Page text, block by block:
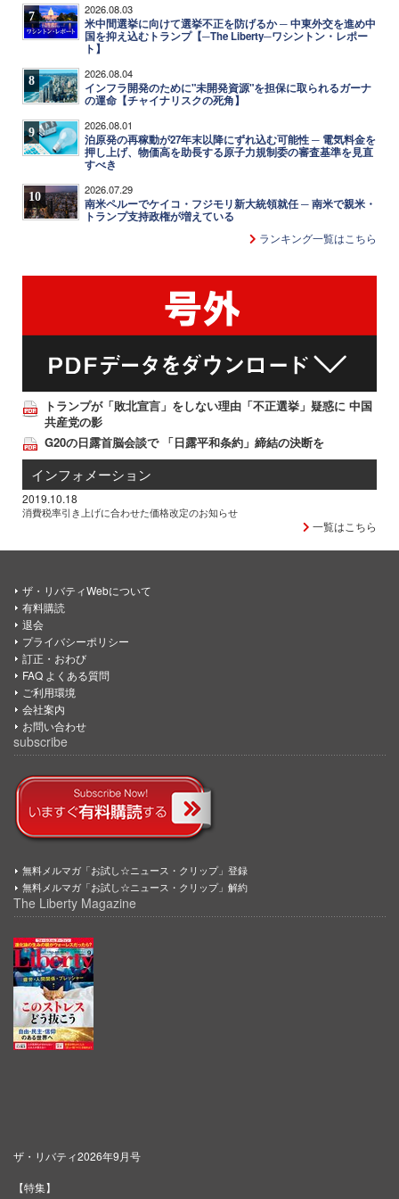
7 2026.08.03
米中間選挙に向けて選挙不正を防げるか ─ 中東外交を進め中
国を抑え込むトランプ【─The Liberty─ワシントン・レポー
ト】
8 2026.08.04
インフラ開発のために"未開発資源"を担保に取られるガーナ
の運命【チャイナリスクの死角】
9 2026.08.01
泊原発の再稼動が27年末以降にずれ込む可能性 ─ 電気料金を
押し上げ、物価高を助長する原子力規制委の審査基準を見直
すべき
10 2026.07.29
南米ペルーでケイコ・フジモリ新大統領就任 ─ 南米で親米・
トランプ支持政権が増えている
ランキング一覧はこちら
トランプが「敗北宣言」をしない理由「不正選挙」疑惑に 中国
共産党の影
G20の日露首脳会談で 「日露平和条約」締結の決断を
インフォメーション
2019.10.18
消費税率引き上げに合わせた価格改定のお知らせ
一覧はこちら
ザ・リバティWebについて
有料購読
退会
プライバシーポリシー
訂正・おわび
FAQ よくある質問
ご利用環境
会社案内
お問い合わせ
subscribe
無料メルマガ「お試し☆ニュース・クリップ」登録
無料メルマガ「お試し☆ニュース・クリップ」解約
The Liberty Magazine
ザ・リバティ2026年9月号
【特集】